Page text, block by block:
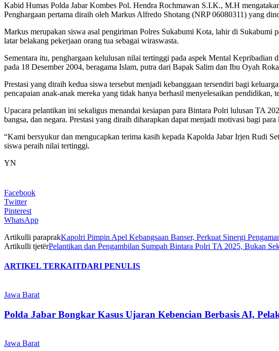
Kabid Humas Polda Jabar Kombes Pol. Hendra Rochmawan S.I.K., M.H
Penghargaan pertama diraih oleh Markus Alfredo Shotang (NRP 06080311) yang
Markus merupakan siswa asal pengiriman Polres Sukabumi Kota, lahir di Sukabumi
latar belakang pekerjaan orang tua sebagai wiraswasta.
Sementara itu, penghargaan kelulusan nilai tertinggi pada aspek Mental
pada 18 Desember 2004, beragama Islam, putra dari Bapak Salim dan Ibu Oyah
Prestasi yang diraih kedua siswa tersebut menjadi kebanggaan tersendiri bagi
pencapaian anak-anak mereka yang tidak hanya berhasil menyelesaikan
Upacara pelantikan ini sekaligus menandai kesiapan para Bintara Polri lulusan TA
bangsa, dan negara. Prestasi yang diraih diharapkan dapat menjadi motivasi bagi
“Kami bersyukur dan mengucapkan terima kasih kepada Kapolda Jabar Irjen Rudi
siswa peraih nilai tertinggi.
YN
Facebook
Twitter
Pinterest
WhatsApp
Artikulli paraprakKapolri Pimpin Apel Kebangsaan Banser, Perkuat Sinergi
Artikulli tjetërPelantikan dan Pengambilan Sumpah Bintara Polri TA 2025, Bukan
ARTIKEL TERKAITDARI PENULIS
Jawa Barat
Polda Jabar Bongkar Kasus Ujaran Kebencian Berbasis AI,
Jawa Barat